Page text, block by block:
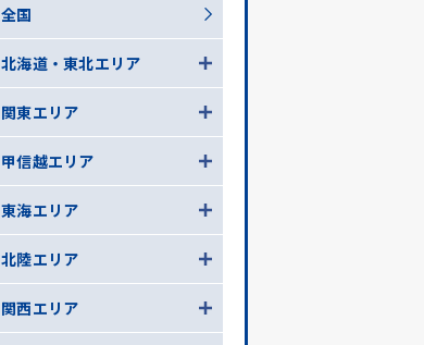
全国
北海道・東北エリア
関東エリア
甲信越エリア
東海エリア
北陸エリア
関西エリア